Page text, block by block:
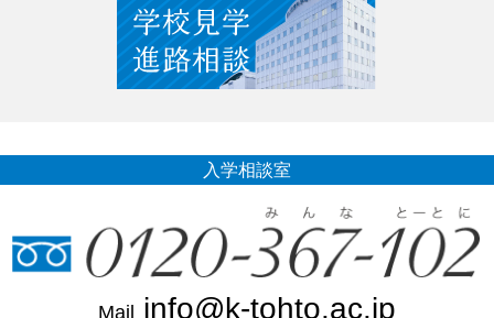
入学相談室
Mail info@k-tohto.ac.jp